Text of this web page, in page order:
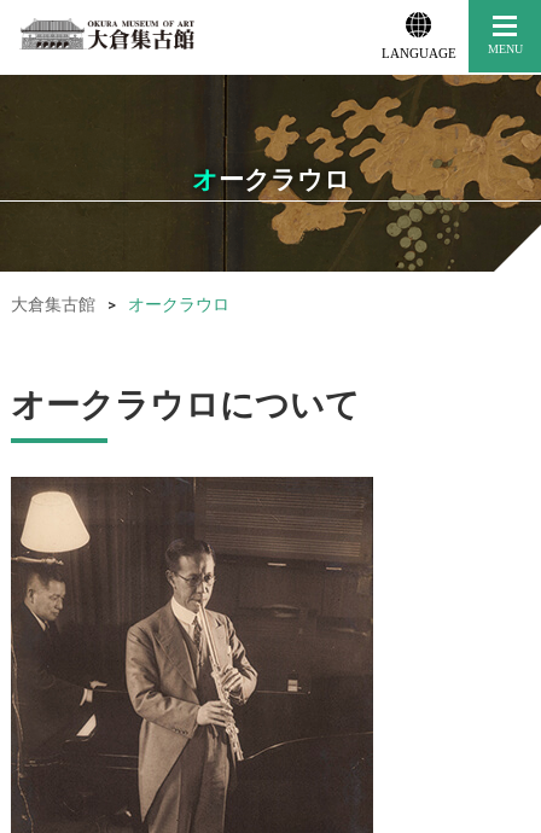
LANGUAGE
オークラウロ
大倉集古館 > オークラウロ
オークラウロについて